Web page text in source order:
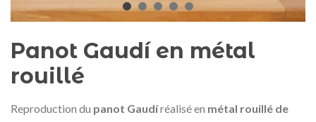
Panot Gaudí en métal
rouillé
Reproduction du panot Gaudíréalisé en métal rouillé de